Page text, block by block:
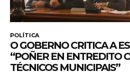
POLÍTICA
O GOBERNO CRITICA A
“POÑER EN ENTREDITO
TÉCNICOS MUNICIPAIS”